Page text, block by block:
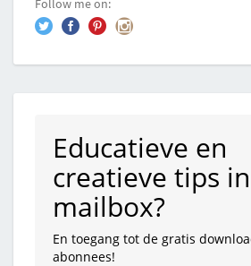
Educatieve en
creatieve tips
mailbox?
En toegang tot de gratis
abonnees!